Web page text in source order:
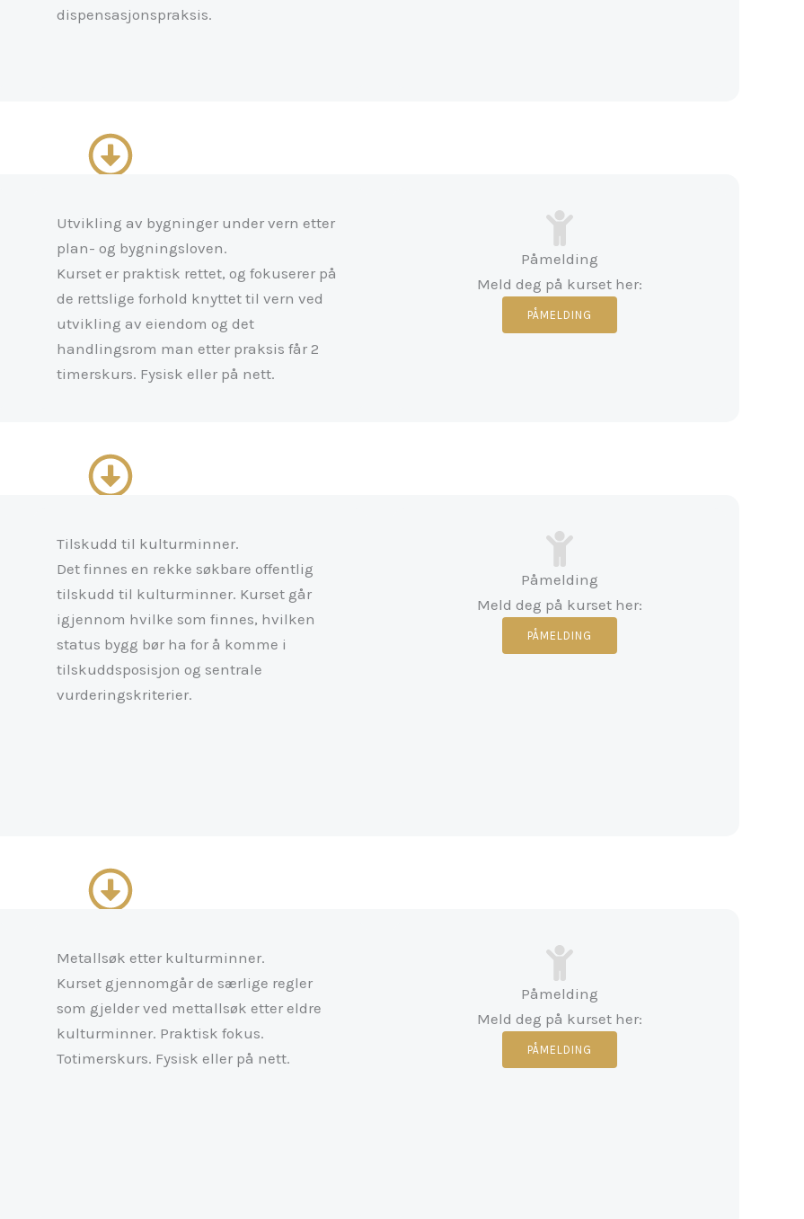
dispensasjonspraksis.
Utvikling av bygninger under vern etter
plan- og bygningsloven.
Kurset er praktisk rettet, og fokuserer på
de rettslige forhold knyttet til vern ved
utvikling av eiendom og det
handlingsrom man etter praksis får 2
timerskurs. Fysisk eller på nett.
Påmelding
Meld deg på kurset her:
PÅMELDING
Tilskudd til kulturminner.
Det finnes en rekke søkbare offentlig
tilskudd til kulturminner. Kurset går
igjennom hvilke som finnes, hvilken
status bygg bør ha for å komme i
tilskuddsposisjon og sentrale
vurderingskriterier.
Påmelding
Meld deg på kurset her:
PÅMELDING
Metallsøk etter kulturminner.
Kurset gjennomgår de særlige regler
som gjelder ved mettallsøk etter eldre
kulturminner. Praktisk fokus.
Totimerskurs. Fysisk eller på nett.
Påmelding
Meld deg på kurset her:
PÅMELDING